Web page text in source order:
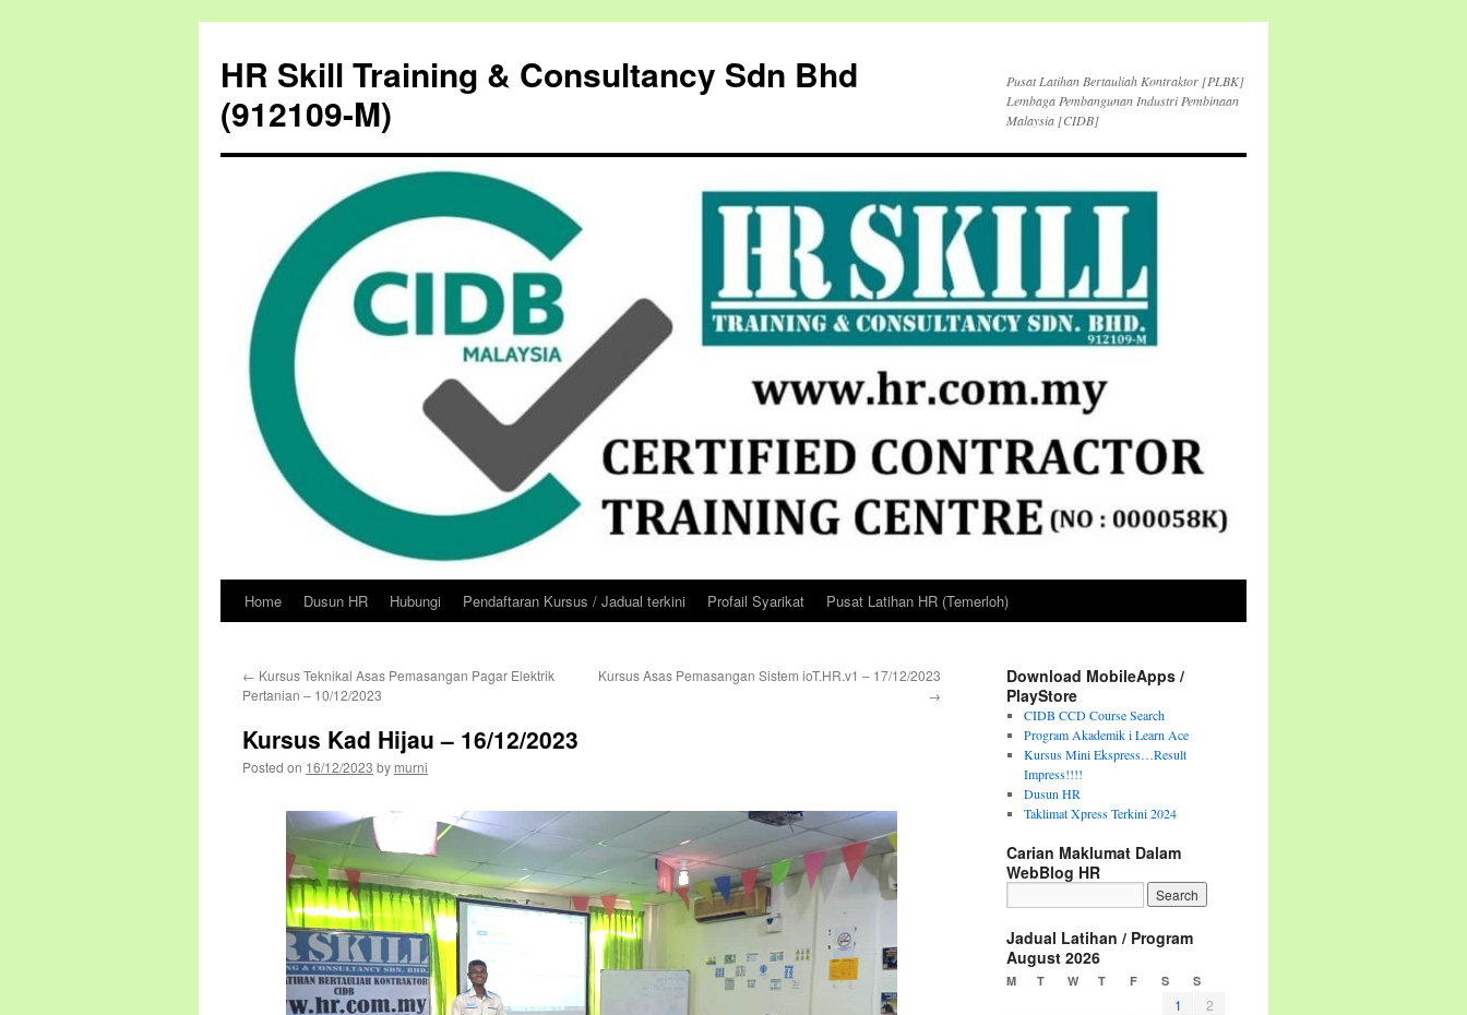
HR Skill Training & Consultancy Sdn Bhd
(912109-M)
Pusat Latihan Bertauliah Kontraktor [PLBK]
Lembaga Pembangunan Industri Pembinaan
Malaysia [CIDB]
Skip
content
Home Dusun HR Hubungi Pendaftaran Kursus / Jadual terkini Profail Syarikat Pusat Latihan HR (Temerloh)
← Kursus Teknikal Asas Pemasangan Pagar Elektrik
Pertanian – 10/12/2023
Kursus Asas Pemasangan Sistem ioT.HR.v1 – 17/12/2023
→
Kursus Kad Hijau – 16/12/2023
Posted on 16/12/2023 by murni
Download MobileApps /
PlayStore
CIDB CCD Course Search
Program Akademik i Learn Ace
Kursus Mini Ekspress…Result
Impress!!!!
Dusun HR
Taklimat Xpress Terkini 2024
Carian Maklumat Dalam
WebBlog HR
Jadual Latihan / Program
August 2026
M T W T F S S
1
2